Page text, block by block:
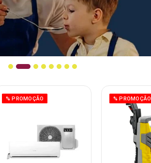
% PROMOÇÃO % PROMOÇÃO